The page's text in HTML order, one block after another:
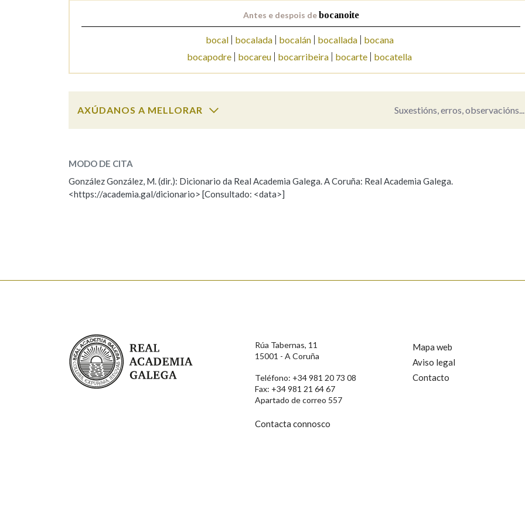
Marcas gramaticais Pertence a
Antes e despois debocanoite
bocal bocalada bocalán bocallada
bocana
bocapodre
bocareu bocarribeira bocarte bocatella
AXÚDANOS A MELLORAR Suxestións, erros, observacións...
ESCOLLE UNHA OPCIÓN:
Observación Hai un erro na palabra Propoño mellorar a definición
Comentario
MODO DE CITA
González González, M. (dir.): Dicionario da Real Academia Galega. A Coruña: Real Academia Galega.
<https://academia.gal/dicionario> [Consultado: <data>]
Real Academia Galega
Rúa Tabernas, 11
15001 - A Coruña
Teléfono: +34 981 20 73 08
Fax: +34 981 21 64 67
Apartado de correo 557
Contacta connosco
Mapa web
Aviso legal
Contacto